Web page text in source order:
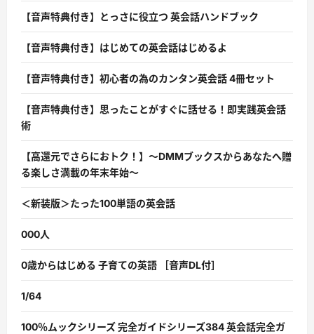
【音声特典付き】とっさに役立つ 英会話ハンドブック
【音声特典付き】はじめての英会話はじめるよ
【音声特典付き】初心者の為のカンタン英会話 4冊セット
【音声特典付き】思ったことがすぐに話せる！即実践英会話
術
【高還元でさらにおトク！】〜DMMブックスからあなたへ贈
る楽しさ満載の年末年始〜
＜新装版＞たった100単語の英会話
000人
0歳からはじめる 子育ての英語 ［音声DL付］
1/64
100％ムックシリーズ 完全ガイドシリーズ384 英会話完全ガ